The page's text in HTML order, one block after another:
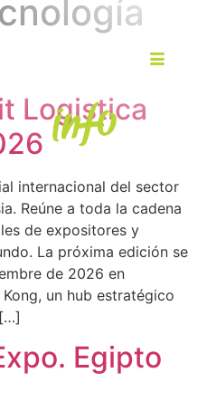
Logistica
internacional del sector
Reúne a toda la cadena
de expositores y
La próxima edición se
de 2026 en
un hub estratégico
Egipto